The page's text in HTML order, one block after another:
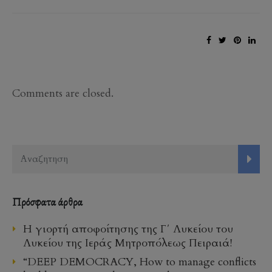
Comments are closed.
Πρόσφατα άρθρα
Η γιορτή αποφοίτησης της Γ΄ Λυκείου του
Λυκείου της Ιεράς Μητροπόλεως Πειραιά!
“DEEP DEMOCRACY, How to manage conflicts